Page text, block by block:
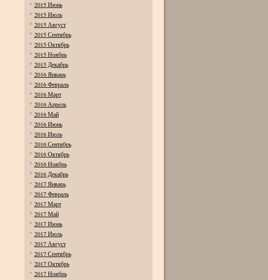
2015 Июнь
2015 Июль
2015 Август
2015 Сентябрь
2015 Октябрь
2015 Ноябрь
2015 Декабрь
2016 Январь
2016 Февраль
2016 Март
2016 Апрель
2016 Май
2016 Июнь
2016 Июль
2016 Сентябрь
2016 Октябрь
2016 Ноябрь
2016 Декабрь
2017 Январь
2017 Февраль
2017 Март
2017 Май
2017 Июнь
2017 Июль
2017 Август
2017 Сентябрь
2017 Октябрь
2017 Ноябрь